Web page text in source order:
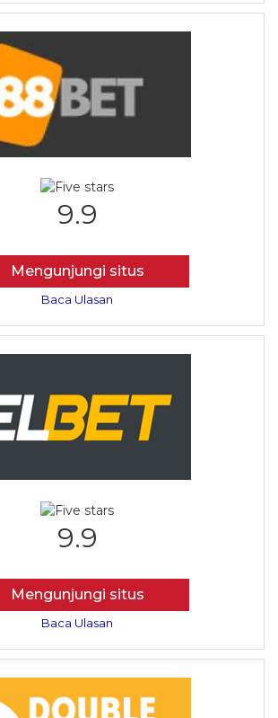
9.9
Mengunjungi situs
Baca Ulasan
9.9
Mengunjungi situs
Baca Ulasan